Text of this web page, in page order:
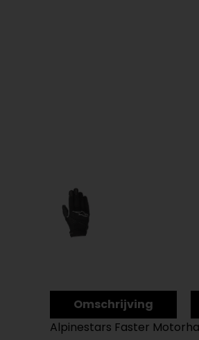
Omschrijving
Alpinestars Faster